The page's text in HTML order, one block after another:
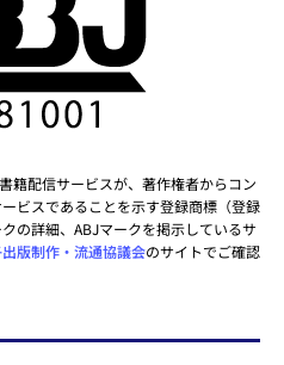
籍配信サービスが、著作権者からコン
ビスであることを示す登録商標（登録
の詳細、ABJマークを掲示しているサ
版制作・流通協議会のサイトでご確認